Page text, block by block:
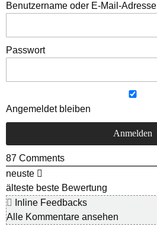
Benutzername oder E-Mail-Adresse
Passwort
Angemeldet bleiben
87 Comments
neuste
älteste beste Bewertung
Inline Feedbacks
Alle Kommentare ansehen